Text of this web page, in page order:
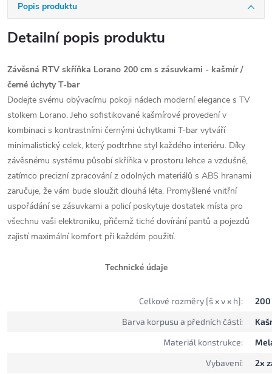
Popis produktu
Detailní popis produktu
Závěsná RTV skříňka Lorano 200 cm s zásuvkami - kašmír /
černé úchyty T-bar
Dodejte svému obývacímu pokoji nádech moderní elegance s TV
stolkem Lorano. Jeho sofistikované kašmírové provedení v
kombinaci s kontrastními černými úchytkami T-bar vytváří
minimalistický celek, který podtrhne styl každého interiéru. Díky
závěsnému systému působí skříňka v prostoru lehce a vzdušně,
zatímco precizní zpracování z odolných materiálů s ABS hranami
zaručuje, že vám bude sloužit dlouhá léta. Promyšlené vnitřní
uspořádání se zásuvkami a policí poskytuje dostatek místa pro
všechnu vaši elektroniku, přičemž tiché dovírání pantů a pojezdů
zajistí maximální komfort při každém použití.
Technické údaje
Celkové rozměry [š x v x h]:
200
Barva korpusu a předních částí:
Materiál konstrukce:
Vybavení:
2x